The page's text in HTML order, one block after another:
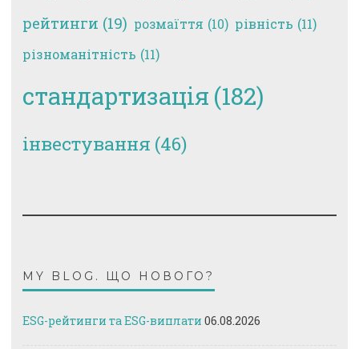
рейтинги (19) розмаїття (10) рівність (11)
різноманітність (11)
стандартизація (182)
інвестування (46)
MY BLOG. ЩО НОВОГО?
ESG-рейтинги та ESG-виплати 06.08.2026